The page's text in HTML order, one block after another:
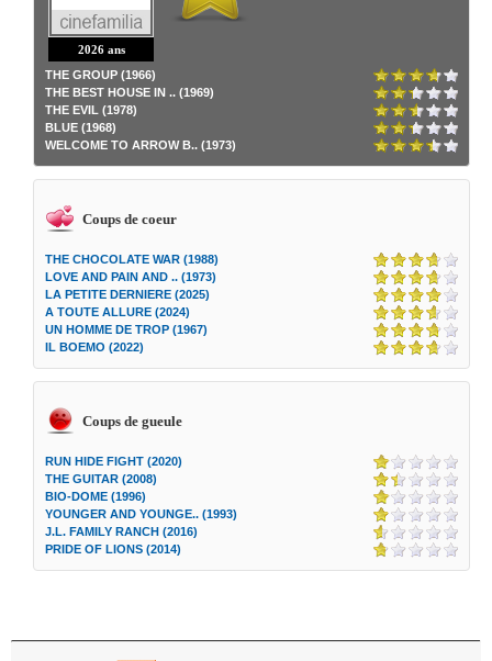
2026 ans
THE GROUP (1966)
THE BEST HOUSE IN .. (1969)
THE EVIL (1978)
BLUE (1968)
WELCOME TO ARROW B.. (1973)
Coups de coeur
THE CHOCOLATE WAR (1988)
LOVE AND PAIN AND .. (1973)
LA PETITE DERNIERE (2025)
A TOUTE ALLURE (2024)
UN HOMME DE TROP (1967)
IL BOEMO (2022)
Coups de gueule
RUN HIDE FIGHT (2020)
THE GUITAR (2008)
BIO-DOME (1996)
YOUNGER AND YOUNGE.. (1993)
J.L. FAMILY RANCH (2016)
PRIDE OF LIONS (2014)